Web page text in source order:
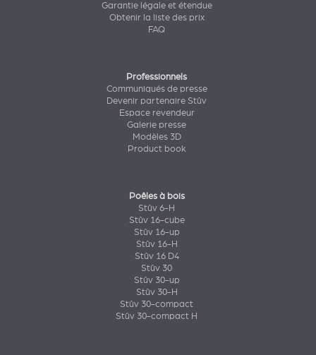
Garantie légale et étendue
Obtenir la liste des prix
FAQ
Professionnels
Communiqués de presse
Devenir partenaire Stûv
Espace revendeur
Galerie presse
Modèles 3D
Product book
Poêles à bois
Stûv 6-H
Stûv 16-cube
Stûv 16-up
Stûv 16-H
Stûv 16 D4
Stûv 30
Stûv 30-up
Stûv 30-H
Stûv 30-compact
Stûv 30-compact H